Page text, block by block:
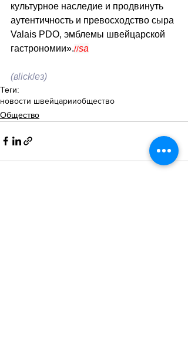
культурное наследие и продвинуть
аутентичность и превосходство сыра
Valais PDO, эмблемы швейцарской
гастрономии».//sa
(вlick/ез)
Теги:
новости швейцарииобщество
Общество